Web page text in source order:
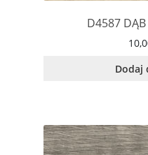
D4587
Dodaj